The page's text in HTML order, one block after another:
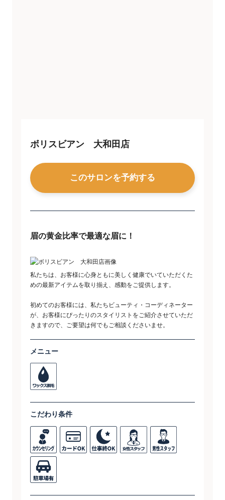
ボリスビアン 大和田店
このサロンを予約する
眉の黄金比率で最適な眉に！
私たちは、お客様に心身ともに美しく健康でいていただくた
めの最新アイテムを取り揃え、感動をご提供します。
初めてのお客様には、私たちビューティ・コーディネーター
が、お客様にぴったりのスタイリストをご紹介させていただ
きますので、ご要望は何でもご相談くださいませ。
メニュー
こだわり条件